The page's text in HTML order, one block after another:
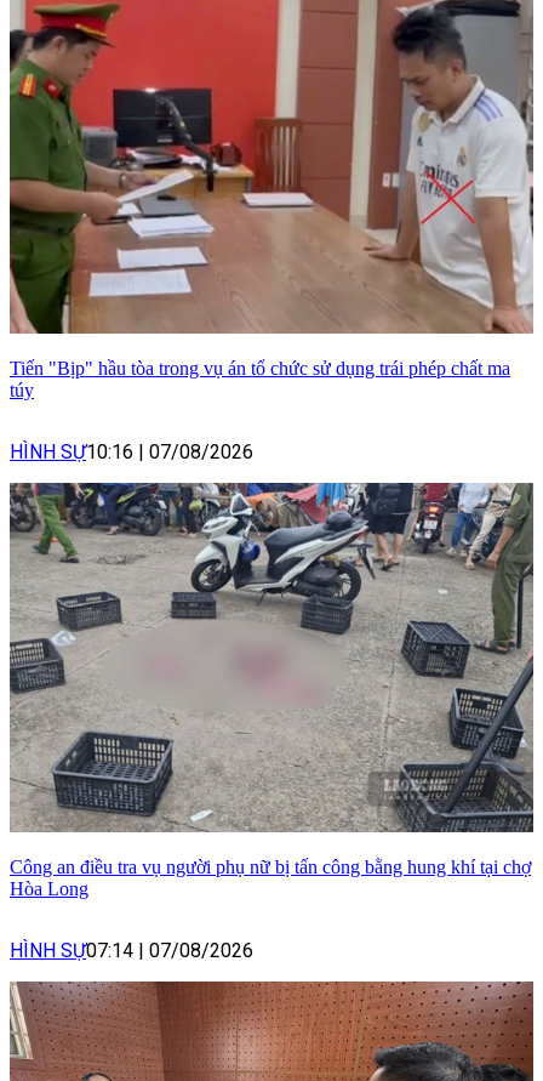
Tiến "Bịp" hầu tòa trong vụ án tổ chức sử dụng trái phép chất ma
túy
HÌNH SỰ10:16 07/08/2026
Công an điều tra vụ người phụ nữ bị tấn công bằng hung khí tại chợ
Hòa Long
HÌNH SỰ07:14 07/08/2026